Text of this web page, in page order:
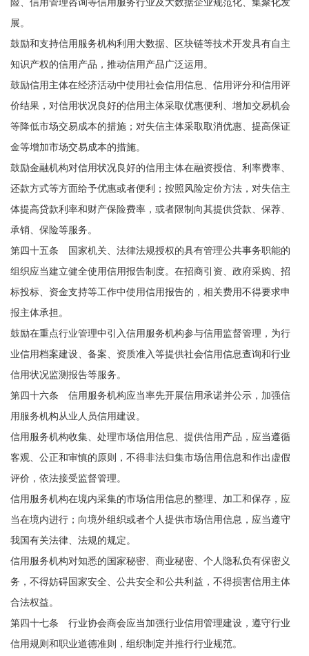
展。
鼓励和支持信用服务机构利用大数据、区块链等技术开发具有自主
知识产权的信用产品，推动信用产品广泛运用。
鼓励信用主体在经济活动中使用社会信用信息、信用评分和信用评
价结果，对信用状况良好的信用主体采取优惠便利、增加交易机会
等降低市场交易成本的措施；对失信主体采取取消优惠、提高保证
金等增加市场交易成本的措施。
鼓励金融机构对信用状况良好的信用主体在融资授信、利率费率、
还款方式等方面给予优惠或者便利；按照风险定价方法，对失信主
体提高贷款利率和财产保险费率，或者限制向其提供贷款、保荐、
承销、保险等服务。
第四十五条 国家机关、法律法规授权的具有管理公共事务职能的
组织应当建立健全使用信用报告制度。在招商引资、政府采购、招
标投标、资金支持等工作中使用信用报告的，相关费用不得要求申
报主体承担。
鼓励在重点行业管理中引入信用服务机构参与信用监督管理，为行
业信用档案建设、备案、资质准入等提供社会信用信息查询和行业
信用状况监测报告等服务。
第四十六条 信用服务机构应当率先开展信用承诺并公示，加强信
用服务机构从业人员信用建设。
信用服务机构收集、处理市场信用信息、提供信用产品，应当遵循
客观、公正和审慎的原则，不得非法归集市场信用信息和作出虚假
评价，依法接受监督管理。
信用服务机构在境内采集的市场信用信息的整理、加工和保存，应
当在境内进行；向境外组织或者个人提供市场信用信息，应当遵守
我国有关法律、法规的规定。
信用服务机构对知悉的国家秘密、商业秘密、个人隐私负有保密义
务，不得妨碍国家安全、公共安全和公共利益，不得损害信用主体
合法权益。
第四十七条 行业协会商会应当加强行业信用管理建设，遵守行业
信用规则和职业道德准则，组织制定并推行行业规范。